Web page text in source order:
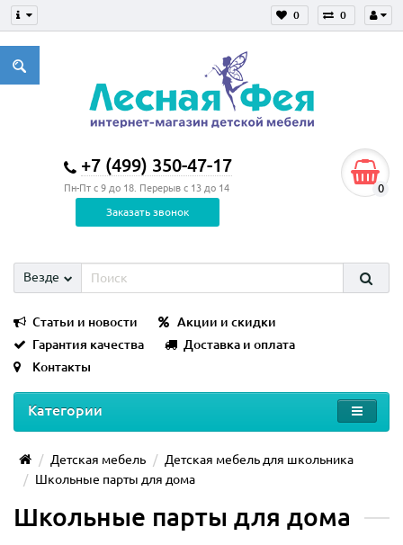
0
0
+7 (499) 350-47-17
Пн-Пт с 9 до 18. Перерыв с 13 до 14
Заказать звонок
0
Везде
Статьи и новости
Акции и скидки
Гарантия качества
Доставка и оплата
Контакты
Категории
Детская мебель
Детская мебель для школьника
Школьные парты для дома
Школьные парты для дома